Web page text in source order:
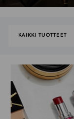
KAIKKI TUOTTEET